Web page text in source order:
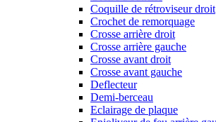
Coquille de rétroviseur droit
Crochet de remorquage
Crosse arrière droit
Crosse arrière gauche
Crosse avant droit
Crosse avant gauche
Deflecteur
Demi-berceau
Eclairage de plaque